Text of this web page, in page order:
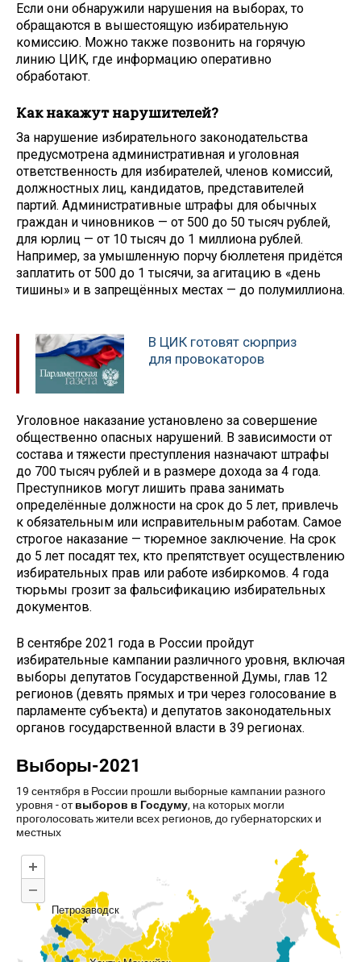
Если они обнаружили нарушения на выборах, то
обращаются в вышестоящую избирательную
комиссию. Можно также позвонить на горячую
линию ЦИК, где информацию оперативно
обработают.
Как накажут нарушителей?
За нарушение избирательного законодательства
предусмотрена административная и уголовная
ответственность для избирателей, членов комиссий,
должностных лиц, кандидатов, представителей
партий. Административные штрафы для обычных
граждан и чиновников — от 500 до 50 тысяч рублей,
для юрлиц — от 10 тысяч до 1 миллиона рублей.
Например, за умышленную порчу бюллетеня придётся
заплатить от 500 до 1 тысячи, за агитацию в «день
тишины» и в запрещённых местах — до полумиллиона.
В ЦИК готовят сюрприз
для провокаторов
Уголовное наказание установлено за совершение
общественно опасных нарушений. В зависимости от
состава и тяжести преступления назначают штрафы
до 700 тысяч рублей и в размере дохода за 4 года.
Преступников могут лишить права занимать
определённые должности на срок до 5 лет, привлечь
к обязательным или исправительным работам. Самое
строгое наказание — тюремное заключение. На срок
до 5 лет посадят тех, кто препятствует осуществлению
избирательных прав или работе избиркомов. 4 года
тюрьмы грозит за фальсификацию избирательных
документов.
В сентябре 2021 года в России пройдут
избирательные кампании различного уровня, включая
выборы депутатов Государственной Думы, глав 12
регионов (девять прямых и три через голосование в
парламенте субъекта) и депутатов законодательных
органов государственной власти в 39 регионах.